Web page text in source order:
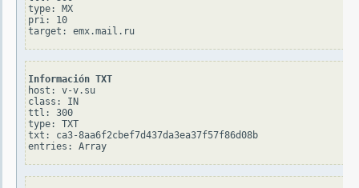
type: MX
pri: 10
Información TXT
host: v-v.su
class: IN
ttl: 300
type: TXT
txt: ca3-8aa6f2cbef7d437da3ea37f57f86d08b